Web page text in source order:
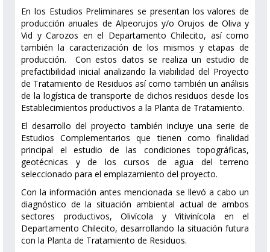
En los Estudios Preliminares se presentan los valores de
producción anuales de Alpeorujos y/o Orujos de Oliva y
Vid y Carozos en el Departamento Chilecito, así como
también la caracterización de los mismos y etapas de
producción. Con estos datos se realiza un estudio de
prefactibilidad inicial analizando la viabilidad del Proyecto
de Tratamiento de Residuos así como también un análisis
de la logística de transporte de dichos residuos desde los
Establecimientos productivos a la Planta de Tratamiento.
El desarrollo del proyecto también incluye una serie de
Estudios Complementarios que tienen como finalidad
principal el estudio de las condiciones topográficas,
geotécnicas y de los cursos de agua del terreno
seleccionado para el emplazamiento del proyecto.
Con la información antes mencionada se llevó a cabo un
diagnóstico de la situación ambiental actual de ambos
sectores productivos, Olivícola y Vitivinícola en el
Departamento Chilecito, desarrollando la situación futura
con la Planta de Tratamiento de Residuos.